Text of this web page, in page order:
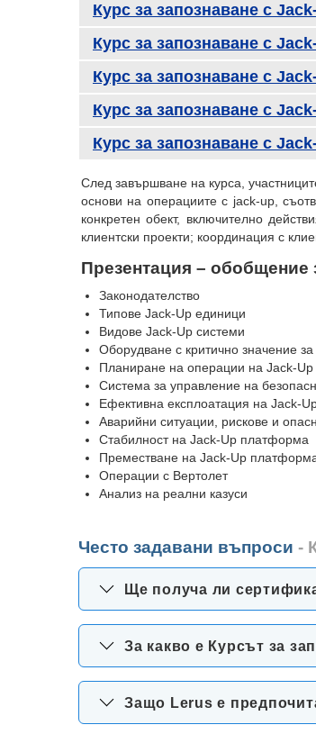
Курс за запознаване с
Курс за запознаване с
Курс за запознаване с
Курс за запознаване с
Курс за запознаване с
След завършване на курса,
основи на операциите с jack-up,
конкретен обект, включително
клиентски проекти; координация с
Презентация – обобщение
Законодателство
Типове Jack-Up единици
Видове Jack-Up системи
Оборудване с критично значение
Планиране на операции на Jack-
Система за управление на
Ефективна експлоатация на Jack-
Аварийни ситуации, рискове и
Стабилност на Jack-Up платформа
Преместване на Jack-Up
Операции с Вертолет
Анализ на реални казуси
Често задавани въпроси -
Ще получа ли
За какво е Курсът за
Защо Lerus е